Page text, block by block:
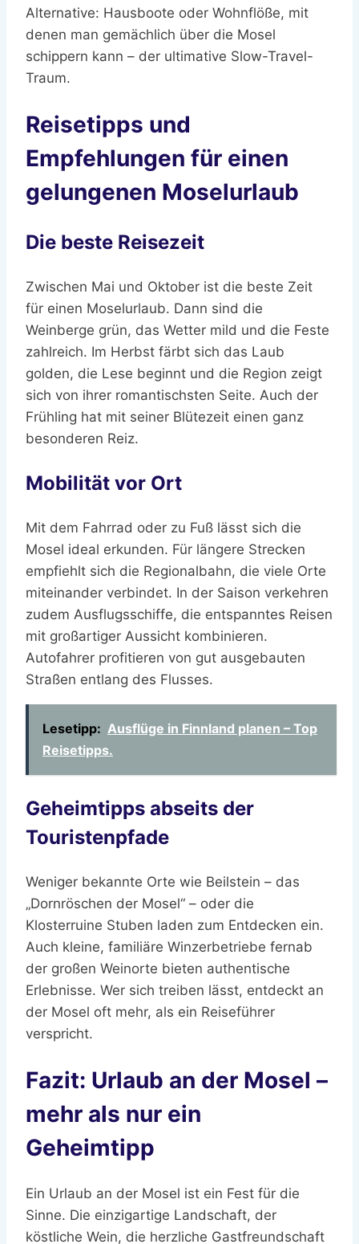
Alternative: Hausboote oder Wohnflöße, mit
denen man gemächlich über die Mosel
schippern kann – der ultimative Slow-Travel-
Traum.
Reisetipps und
Empfehlungen für einen
gelungenen Moselurlaub
Die beste Reisezeit
Zwischen Mai und Oktober ist die beste Zeit
für einen Moselurlaub. Dann sind die
Weinberge grün, das Wetter mild und die Feste
zahlreich. Im Herbst färbt sich das Laub
golden, die Lese beginnt und die Region zeigt
sich von ihrer romantischsten Seite. Auch der
Frühling hat mit seiner Blütezeit einen ganz
besonderen Reiz.
Mobilität vor Ort
Mit dem Fahrrad oder zu Fuß lässt sich die
Mosel ideal erkunden. Für längere Strecken
empfiehlt sich die Regionalbahn, die viele Orte
miteinander verbindet. In der Saison verkehren
zudem Ausflugsschiffe, die entspanntes Reisen
mit großartiger Aussicht kombinieren.
Autofahrer profitieren von gut ausgebauten
Straßen entlang des Flusses.
Lesetipp: Ausflüge in Finnland planen – Top
Reisetipps.
Geheimtipps abseits der
Touristenpfade
Weniger bekannte Orte wie Beilstein – das
„Dornröschen der Mosel“ – oder die
Klosterruine Stuben laden zum Entdecken ein.
Auch kleine, familiäre Winzerbetriebe fernab
der großen Weinorte bieten authentische
Erlebnisse. Wer sich treiben lässt, entdeckt an
der Mosel oft mehr, als ein Reiseführer
verspricht.
Fazit: Urlaub an der Mosel –
mehr als nur ein
Geheimtipp
Ein Urlaub an der Mosel ist ein Fest für die
Sinne. Die einzigartige Landschaft, der
köstliche Wein, die herzliche Gastfreundschaft